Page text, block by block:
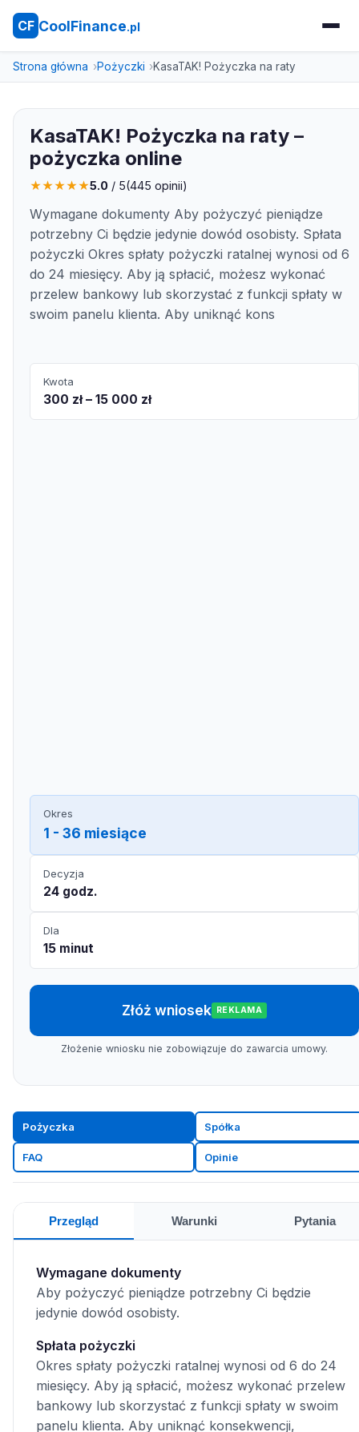
CF CoolFinance.pl
Strona główna Pożyczki KasaTAK! Pożyczka na raty
KasaTAK! Pożyczka na raty –
pożyczka online
★★★★★5.0 / 5(445 opinii)
Wymagane dokumenty Aby pożyczyć pieniądze
potrzebny Ci będzie jedynie dowód osobisty. Spłata
pożyczki Okres spłaty pożyczki ratalnej wynosi od 6
do 24 miesięcy. Aby ją spłacić, możesz wykonać
przelew bankowy lub skorzystać z funkcji spłaty w
swoim panelu klienta. Aby uniknąć kons
Kwota
300 zł – 15 000 zł
Okres
1 - 36 miesiące
Decyzja
24 godz.
Dla
15 minut
Złóż wniosek REKLAMA
Złożenie wniosku nie zobowiązuje do zawarcia umowy.
Pożyczka Spółka
FAQ Opinie
Przegląd Warunki Pytania
Wymagane dokumenty
Aby pożyczyć pieniądze potrzebny Ci będzie
jedynie dowód osobisty.
Spłata pożyczki
Okres spłaty pożyczki ratalnej wynosi od 6 do 24
miesięcy. Aby ją spłacić, możesz wykonać przelew
bankowy lub skorzystać z funkcji spłaty w swoim
panelu klienta. Aby uniknąć konsekwencji,